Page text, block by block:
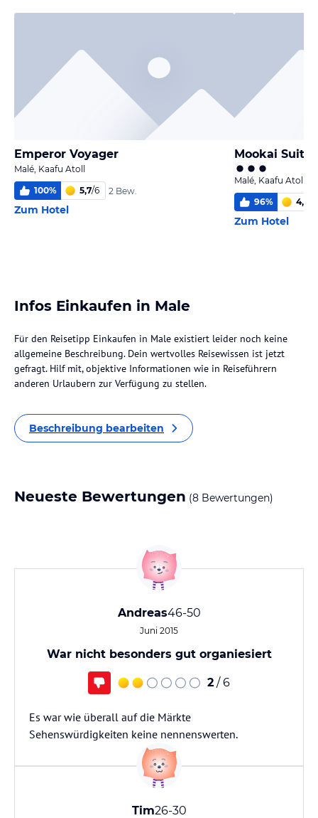
Emperor Voyager
Malé, Kaafu Atoll
100% 5,7/6 2 Bew.
Zum Hotel
Mookai Suites
Malé, Kaafu Atoll
96% 4,3
Zum Hotel
Infos Einkaufen in Male
Für den Reisetipp Einkaufen in Male existiert leider noch keine
allgemeine Beschreibung. Dein wertvolles Reisewissen ist jetzt
gefragt. Hilf mit, objektive Informationen wie in Reiseführern
anderen Urlaubern zur Verfügung zu stellen.
Beschreibung bearbeiten
Neueste Bewertungen (8 Bewertungen)
Andreas46-50
Juni 2015
War nicht besonders gut organiesiert
2 / 6
Es war wie überall auf die Märkte
Sehenswürdigkeiten keine nennenswerten.
Tim26-30